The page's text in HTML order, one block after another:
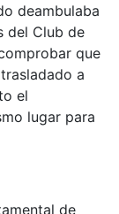
deambulaba
del Club de
que
a
el
lugar para
de